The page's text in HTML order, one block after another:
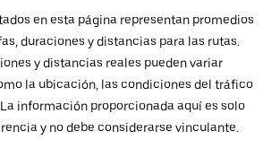
en esta página representan promedios
duraciones y distancias para las rutas.
y distancias reales pueden variar
la ubicación, las condiciones del tráfico
información proporcionada aquí es solo
y no debe considerarse vinculante.